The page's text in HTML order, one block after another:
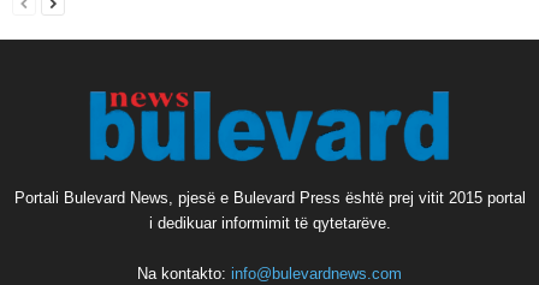
Portali Bulevard News, pjesë e Bulevard Press është prej vitit 2015 portal
i dedikuar informimit të qytetarëve.
Na kontakto: info@bulevardnews.com